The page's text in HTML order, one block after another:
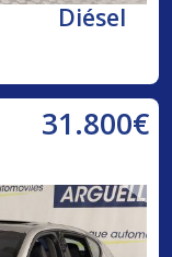
Diésel
31.800€